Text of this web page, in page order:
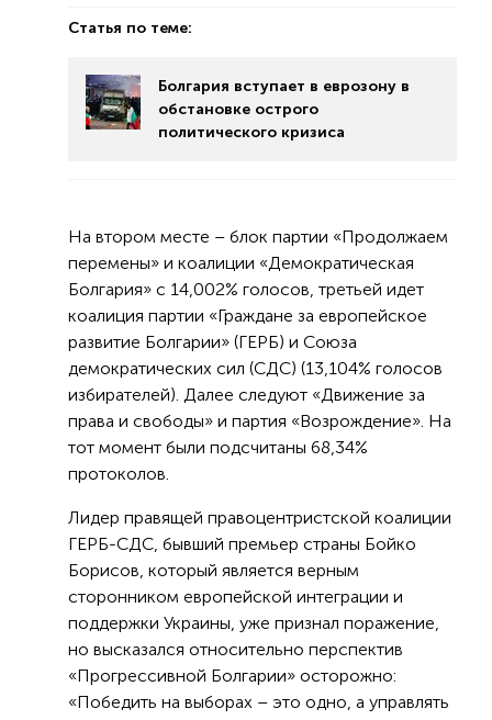
Статья по теме:
Болгария вступает в еврозону в
обстановке острого
политического кризиса
На втором месте – блок партии «Продолжаем
перемены» и коалиции «Демократическая
Болгария» с 14,002% голосов, третьей идет
коалиция партии «Граждане за европейское
развитие Болгарии» (ГЕРБ) и Союза
демократических сил (СДС) (13,104% голосов
избирателей). Далее следуют «Движение за
права и свободы» и партия «Возрождение». На
тот момент были подсчитаны 68,34%
протоколов.
Лидер правящей правоцентристской коалиции
ГЕРБ-СДС, бывший премьер страны Бойко
Борисов, который является верным
сторонником европейской интеграции и
поддержки Украины, уже признал поражение,
но высказался относительно перспектив
«Прогрессивной Болгарии» осторожно:
«Победить на выборах – это одно, а управлять